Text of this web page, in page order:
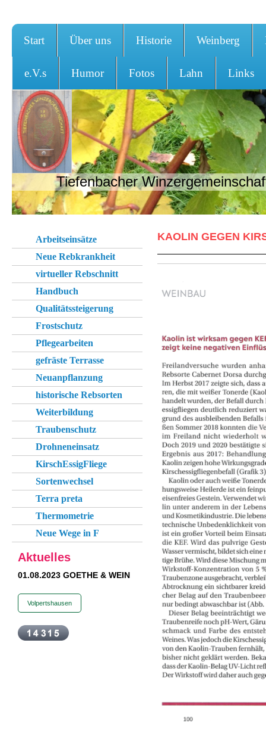
Start Über uns Historie Weinberg
e.V.s Humor Fotos Lahn Links
Tiefenbacher
Arbeitseinsätze
Neue Rebkrankheit
virtueller Rebschnitt
Handbuch
Qualitätssteigerung
Frostschutz
Pflegearbeiten
gefräste Terrasse
Neuanpflanzung
historische Rebsorten
Weiterbildung
Traubenschutz
Drohneneinsatz
KirschEssigFliege
Sortenwechsel
Terra preta
Thermometrie
Neue Wege in F
Aktuelles
01.08.2023 GOETHE & WEIN
Volpertshausen
KAOLIN GEGEN